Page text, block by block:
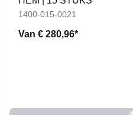
1400-015-0021
Van € 280,96*